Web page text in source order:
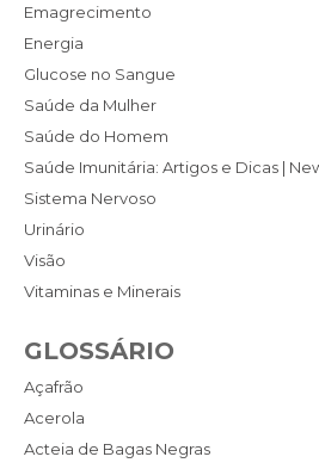
Emagrecimento
Energia
Glucose no Sangue
Saúde da Mulher
Saúde do Homem
Saúde Imunitária: Artigos e Dicas |
Sistema Nervoso
Urinário
Visão
Vitaminas e Minerais
GLOSSÁRIO
Açafrão
Acerola
Acteia de Bagas Negras